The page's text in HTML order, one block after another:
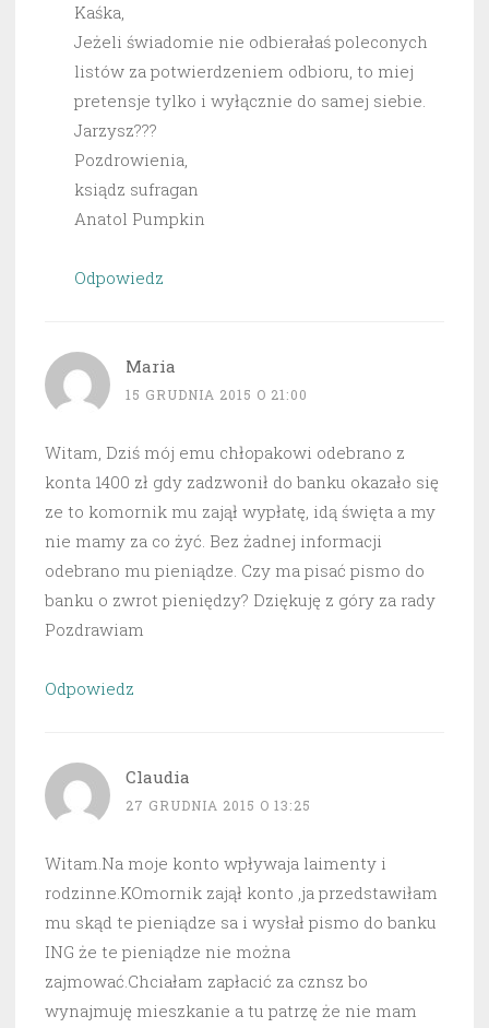
Kaśka,
Jeżeli świadomie nie odbierałaś poleconych
listów za potwierdzeniem odbioru, to miej
pretensje tylko i wyłącznie do samej siebie.
Jarzysz???
Pozdrowienia,
ksiądz sufragan
Anatol Pumpkin
Odpowiedz
Maria
15 GRUDNIA 2015 O 21:00
Witam, Dziś mój emu chłopakowi odebrano z
konta 1400 zł gdy zadzwonił do banku okazało się
ze to komornik mu zajął wypłatę, idą święta a my
nie mamy za co żyć. Bez żadnej informacji
odebrano mu pieniądze. Czy ma pisać pismo do
banku o zwrot pieniędzy? Dziękuję z góry za rady
Pozdrawiam
Odpowiedz
Claudia
27 GRUDNIA 2015 O 13:25
Witam.Na moje konto wpływaja laimenty i
rodzinne.KOmornik zajął konto ,ja przedstawiłam
mu skąd te pieniądze sa i wysłał pismo do banku
ING że te pieniądze nie można
zajmować.Chciałam zapłacić za cznsz bo
wynajmuję mieszkanie a tu patrzę że nie mam